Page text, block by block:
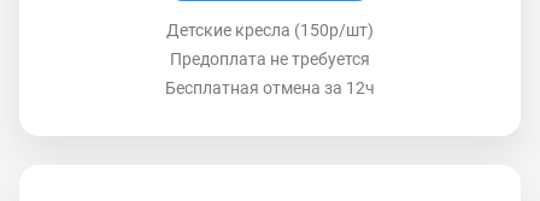
Детские кресла (150р/шт)
Предоплата не требуется
Бесплатная отмена за 12ч